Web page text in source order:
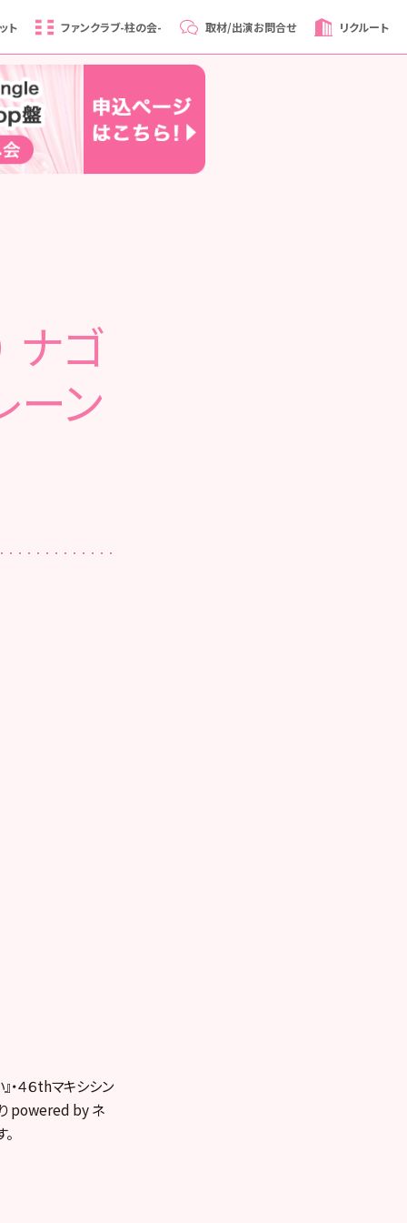
ト ファンクラブ-柱の会- 取材/出演お問合せ リクルート
ナゴ
ーン
４６thマキシシン
り powered by ネ